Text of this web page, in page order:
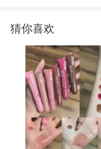
猜你喜欢